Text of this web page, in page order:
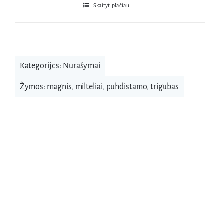
Skaityti plačiau
Kategorijos: Nurašymai
Žymos: magnis, milteliai, puhdistamo, trigubas